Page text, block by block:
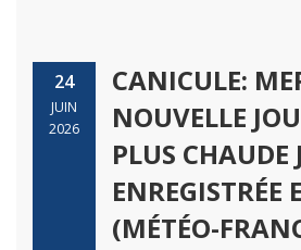
24
JUIN
2026
CANICULE:
NOUVELLE
PLUS CHAUDE
ENREGISTRÉE
(MÉTÉO-